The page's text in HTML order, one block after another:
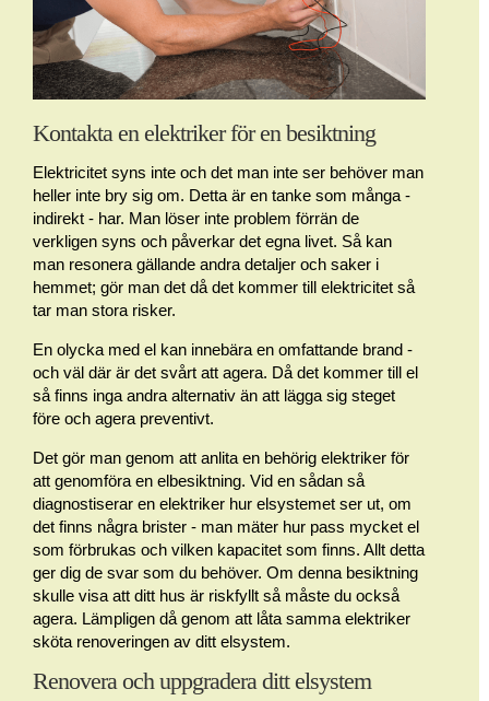
Kontakta en elektriker för en besiktning
Elektricitet syns inte och det man inte ser behöver man
heller inte bry sig om. Detta är en tanke som många -
indirekt - har. Man löser inte problem förrän de
verkligen syns och påverkar det egna livet. Så kan
man resonera gällande andra detaljer och saker i
hemmet; gör man det då det kommer till elektricitet så
tar man stora risker.
En olycka med el kan innebära en omfattande brand -
och väl där är det svårt att agera. Då det kommer till el
så finns inga andra alternativ än att lägga sig steget
före och agera preventivt.
Det gör man genom att anlita en behörig elektriker för
att genomföra en elbesiktning. Vid en sådan så
diagnostiserar en elektriker hur elsystemet ser ut, om
det finns några brister - man mäter hur pass mycket el
som förbrukas och vilken kapacitet som finns. Allt detta
ger dig de svar som du behöver. Om denna besiktning
skulle visa att ditt hus är riskfyllt så måste du också
agera. Lämpligen då genom att låta samma elektriker
sköta renoveringen av ditt elsystem.
Renovera och uppgradera ditt elsystem